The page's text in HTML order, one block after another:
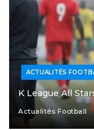
ACTUALITÉS
K League All
Actualités Football